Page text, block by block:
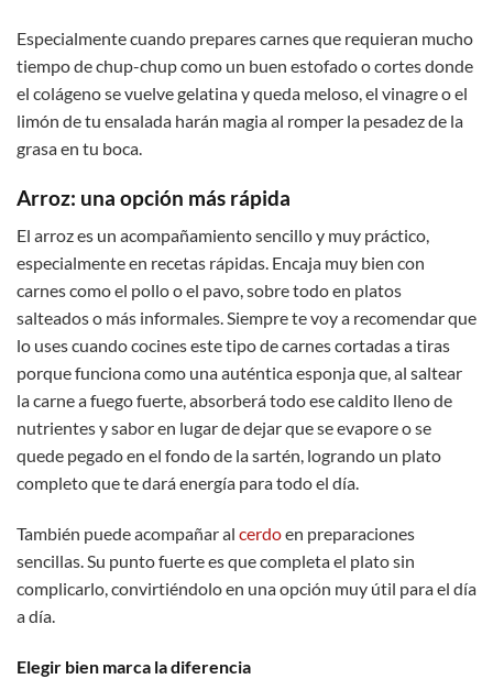
Especialmente cuando prepares carnes que requieran mucho
tiempo de chup-chup como un buen estofado o cortes donde
el colágeno se vuelve gelatina y queda meloso, el vinagre o el
limón de tu ensalada harán magia al romper la pesadez de la
grasa en tu boca.
Arroz: una opción más rápida
El arroz es un acompañamiento sencillo y muy práctico,
especialmente en recetas rápidas. Encaja muy bien con
carnes como el pollo o el pavo, sobre todo en platos
salteados o más informales. Siempre te voy a recomendar que
lo uses cuando cocines este tipo de carnes cortadas a tiras
porque funciona como una auténtica esponja que, al saltear
la carne a fuego fuerte, absorberá todo ese caldito lleno de
nutrientes y sabor en lugar de dejar que se evapore o se
quede pegado en el fondo de la sartén, logrando un plato
completo que te dará energía para todo el día.
También puede acompañar al cerdoen preparaciones
sencillas. Su punto fuerte es que completa el plato sin
complicarlo, convirtiéndolo en una opción muy útil para el día
a día.
Elegir bien marca la diferencia